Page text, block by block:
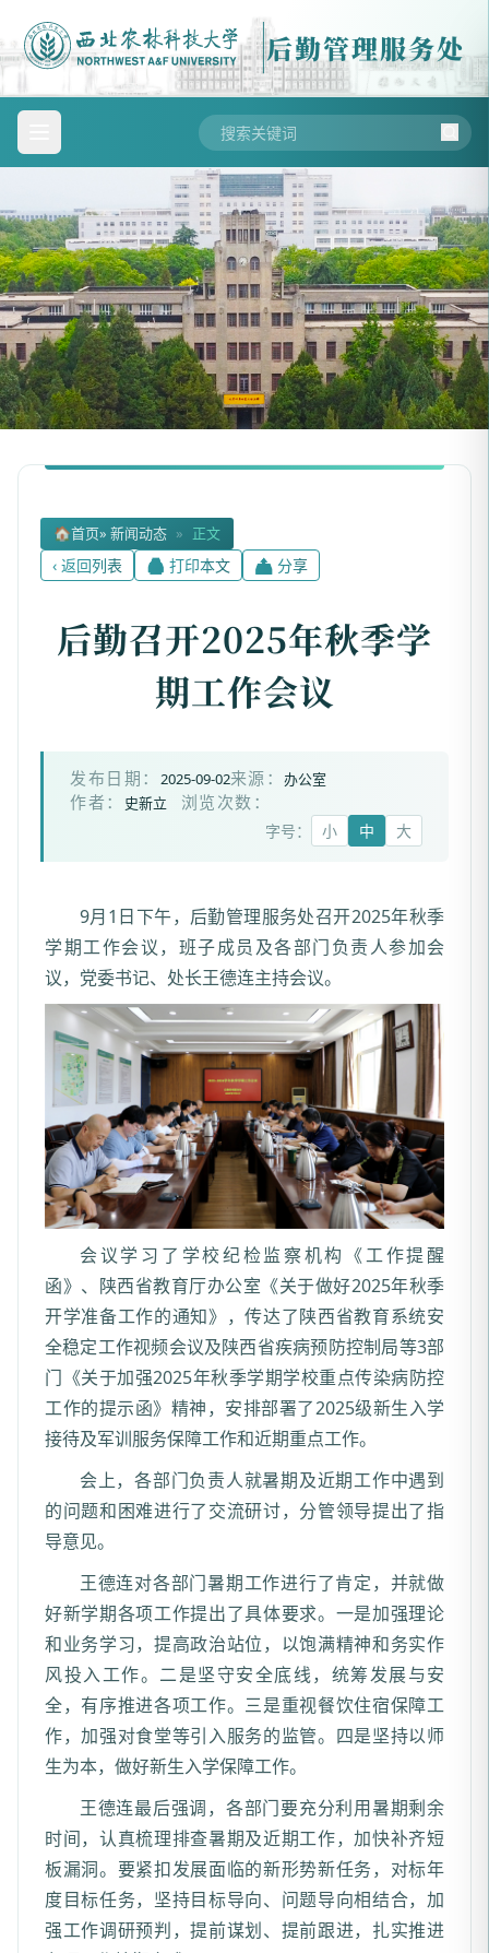
后勤管理服务处
🏠首页» 新闻动态 » 正文
‹ 返回列表 🖨 打印本文 📤 分享
后勤召开2025年秋季学
期工作会议
发布日期： 2025-09-02来源： 办公室
作者： 史新立 浏览次数：
字号： 小 中 大
9月1日下午，后勤管理服务处召开2025年秋季
学期工作会议，班子成员及各部门负责人参加会
议，党委书记、处长王德连主持会议。
会议学习了学校纪检监察机构《工作提醒
函》、陕西省教育厅办公室《关于做好2025年秋季
开学准备工作的通知》，传达了陕西省教育系统安
全稳定工作视频会议及陕西省疾病预防控制局等3部
门《关于加强2025年秋季学期学校重点传染病防控
工作的提示函》精神，安排部署了2025级新生入学
接待及军训服务保障工作和近期重点工作。
会上，各部门负责人就暑期及近期工作中遇到
的问题和困难进行了交流研讨，分管领导提出了指
导意见。
王德连对各部门暑期工作进行了肯定，并就做
好新学期各项工作提出了具体要求。一是加强理论
和业务学习，提高政治站位，以饱满精神和务实作
风投入工作。二是坚守安全底线，统筹发展与安
全，有序推进各项工作。三是重视餐饮住宿保障工
作，加强对食堂等引入服务的监管。四是坚持以师
生为本，做好新生入学保障工作。
王德连最后强调，各部门要充分利用暑期剩余
时间，认真梳理排查暑期及近期工作，加快补齐短
板漏洞。要紧扣发展面临的新形势新任务，对标年
度目标任务，坚持目标导向、问题导向相结合，加
强工作调研预判，提前谋划、提前跟进，扎实推进